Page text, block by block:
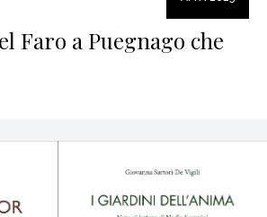
Faro a Puegnago che